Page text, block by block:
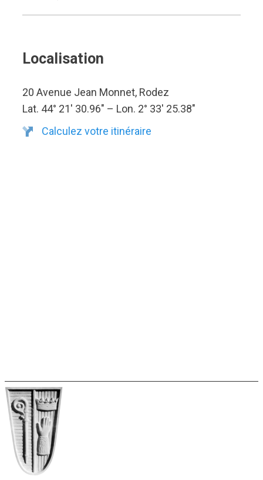
Localisation
20 Avenue Jean Monnet, Rodez
Lat. 44° 21′ 30.96″ – Lon. 2° 33′ 25.38″
Calculez votre itinéraire